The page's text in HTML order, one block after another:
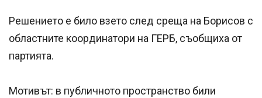
Решението е било взето след среща на Борисов с
областните координатори на ГЕРБ, съобщиха от
партията.
Мотивът: в публичното пространство били